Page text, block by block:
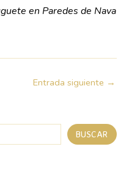
en Paredes de Nava
Entrada siguiente →
BUSCAR